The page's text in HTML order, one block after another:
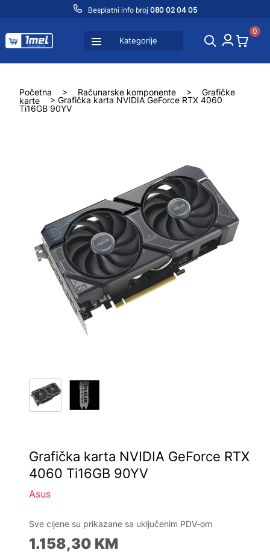
Besplatni info broj 080 02 04 05
Kategorije
0
Početna > Računarske komponente >
Grafičke
karte
> Grafička karta NVIDIA GeForce RTX 4060
Ti16GB 90YV
Grafička karta NVIDIA GeForce RTX
4060 Ti16GB 90YV
Asus
Sve cijene su prikazane sa uključenim PDV-om
1.158,30 KM